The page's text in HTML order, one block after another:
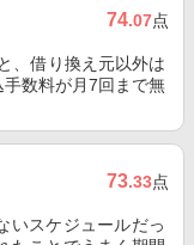
74.07点
、借り換え元以外は
数料が月7回まで無
73.33点
いスケジュールだっ